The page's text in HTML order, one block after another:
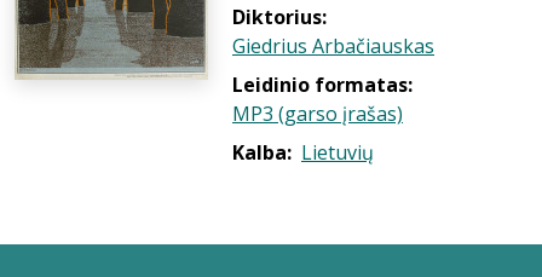
Diktorius:
Giedrius Arbačiauskas
Leidinio formatas:
MP3 (garso įrašas)
Kalba: Lietuvių